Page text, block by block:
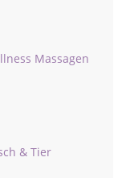
Massagen
& Tier